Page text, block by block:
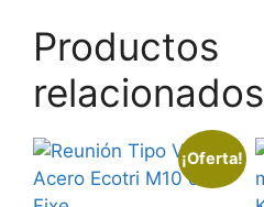
Productos
relacionados
¡Oferta!